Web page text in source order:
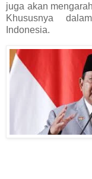
juga akan
Khususnya
Indonesia.